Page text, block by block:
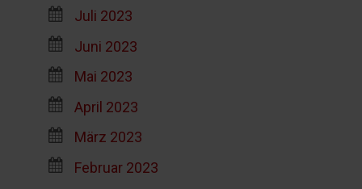
Juli 2023
Juni 2023
Mai 2023
April 2023
März 2023
Februar 2023